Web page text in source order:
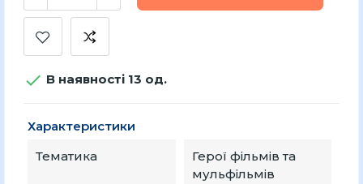
 В наявності 13 од.
Характеристики
Тематика
Герої фільмів та
мульфільмів